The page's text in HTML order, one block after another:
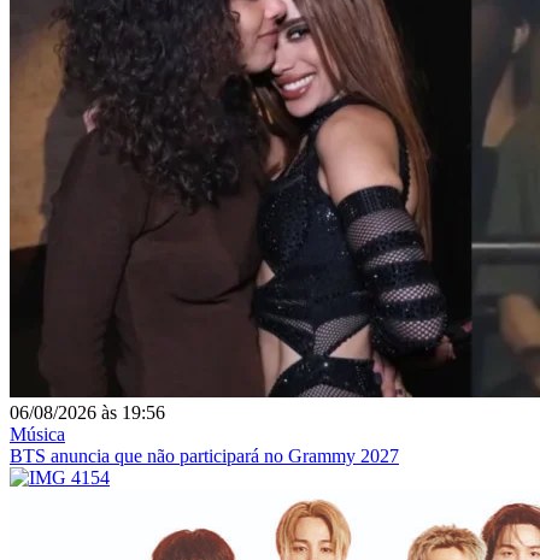
06/08/2026 às 19:56
Música
BTS anuncia que não participará no Grammy 2027